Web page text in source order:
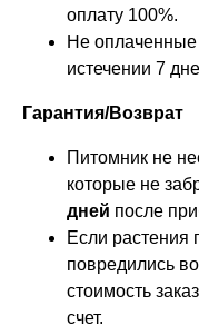
оплату 100%.
Не оплаченные
истечении 7
Гарантия/Возврат
Питомник не
которые не
дней после
Если растения
повредились
стоимость
счет.